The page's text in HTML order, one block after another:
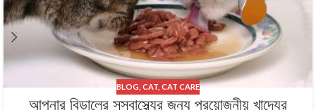
BLOG CAT CAT CARE
আপনার বিড়ালের সুস্বাস্থ্যের জন্য প্রয়োজনীয় খাদ্যের